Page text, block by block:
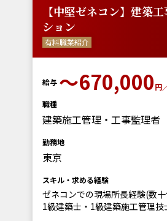
【中堅ゼネコン】建築
ション
有料職業紹介
給与 〜670,000円
職種
建築施工管理・工事監理者
勤務地
東京
スキル・求める経験
ゼネコンでの現場所長経験(数
1級建築士・1級建築施工管理技